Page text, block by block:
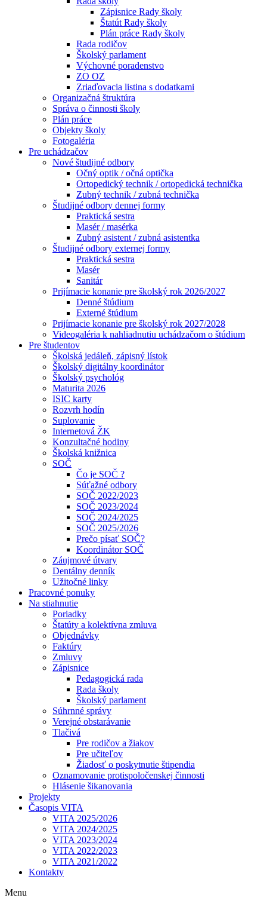
Zápisnice Rady školy
Štatút Rady školy
Plán práce Rady školy
Rada rodičov
Školský parlament
Výchovné poradenstvo
ZO OZ
Zriaďovacia listina s dodatkami
Organizačná štruktúra
Správa o činnosti školy
Plán práce
Objekty školy
Fotogaléria
Pre uchádzačov
Nové študijné odbory
Očný optik / očná optička
Ortopedický technik / ortopedická technička
Zubný technik / zubná technička
Študijné odbory dennej formy
Praktická sestra
Masér / masérka
Zubný asistent / zubná asistentka
Študijné odbory externej formy
Praktická sestra
Masér
Sanitár
Prijímacie konanie pre školský rok 2026/2027
Denné štúdium
Externé štúdium
Prijímacie konanie pre školský rok 2027/2028
Videogaléria k nahliadnutiu uchádzačom o štúdium
Pre študentov
Školská jedáleň, zápisný lístok
Školský digitálny koordinátor
Školský psychológ
Maturita 2026
ISIC karty
Rozvrh hodín
Suplovanie
Internetová ŽK
Konzultačné hodiny
Školská knižnica
SOČ
Čo je SOČ ?
Súťažné odbory
SOČ 2022/2023
SOČ 2023/2024
SOČ 2024/2025
SOČ 2025/2026
Prečo písať SOČ?
Koordinátor SOČ
Záujmové útvary
Dentálny denník
Užitočné linky
Pracovné ponuky
Na stiahnutie
Poriadky
Štatúty a kolektívna zmluva
Objednávky
Faktúry
Zmluvy
Zápisnice
Pedagogická rada
Rada školy
Školský parlament
Súhrnné správy
Verejné obstarávanie
Tlačivá
Pre rodičov a žiakov
Pre učiteľov
Žiadosť o poskytnutie štipendia
Oznamovanie protispoločenskej činnosti
Hlásenie šikanovania
Projekty
Časopis VITA
VITA 2025/2026
VITA 2024/2025
VITA 2023/2024
VITA 2022/2023
VITA 2021/2022
Kontakty
Menu